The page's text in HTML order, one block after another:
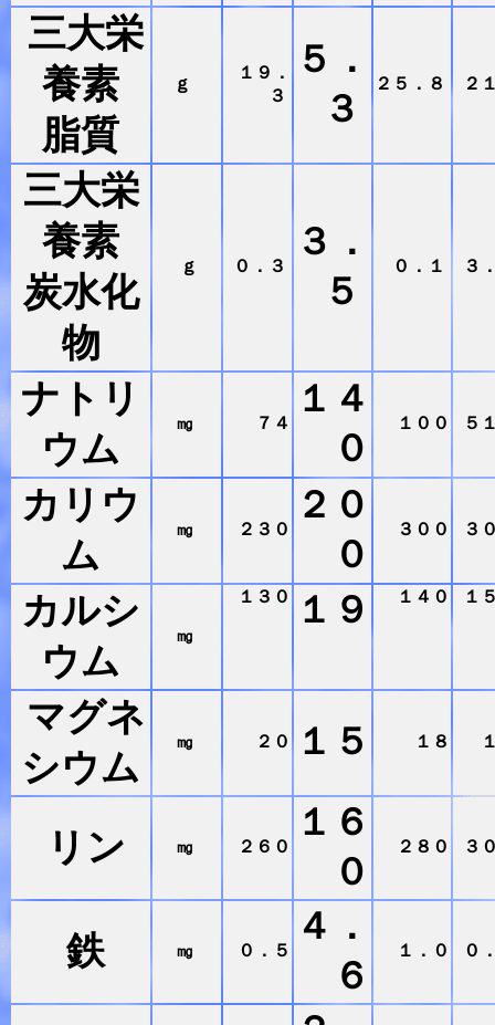
三大栄
養素
脂質
ｇ
１９．
３
５．
３
２５．８ ２
三大栄
養素
炭水化
物
ｇ ０．３
３．
５
０．１ ３
ナトリ
ウム
㎎ ７４
１４
０
１００ ５
カリウ
ム
㎎ ２３０
２０
０
３００ ３
カルシ
ウム
㎎
１３０ １９ １４０ １
マグネ
シウム
㎎ ２０ １５ １８
リン ㎎ ２６０
１６
０
２８０ ３
鉄 ㎎ ０．５
４．
６
１．０ ０